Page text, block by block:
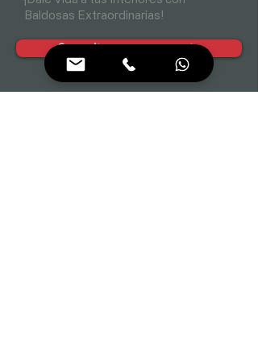
Baldosas Extraordinarias!
Consultar con un experto